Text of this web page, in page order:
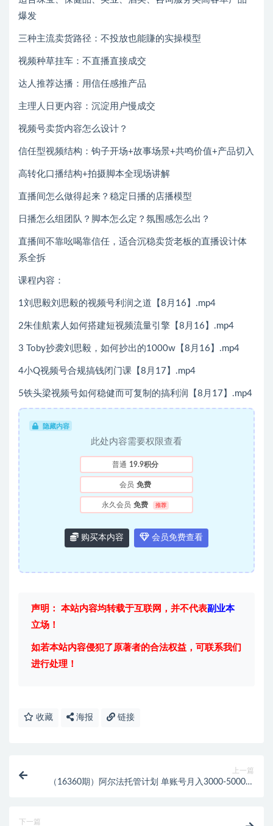
爆发
三种主流卖货路径：不投放也能賺的实操模型
视频种草挂车：不直播直接成交
达人推荐达播：用信任感推产品
主理人日更内容：沉淀用户慢成交
视频号卖货内容怎么设计？
信任型视频结构：钩子开场+故事场景+共鸣价值+产品切入
高转化口播结构+拍摄脚本全现场讲解
直播间怎么做得起来？稳定日播的店播模型
日播怎么组团队？脚本怎么定？氛围感怎么出？
直播间不靠吆喝靠信任，适合沉稳卖货老板的直播设计体
系全拆
课程内容：
1刘思毅刘思毅的视频号利润之道【8月16】.mp4
2朱佳航素人如何搭建短视频流量引擎【8月16】.mp4
3 Toby抄袭刘思毅，如何抄出的1000w【8月16】.mp4
4小Q视频号合规搞钱闭门课【8月17】.mp4
5铁头梁视频号如何稳健而可复制的搞利润【8月17】.mp4
隐藏内容
此处内容需要权限查看
普通 19.9积分
会员 免费
永久会员 免费 推荐
购买本内容 会员免费查看
声明： 本站内容均转载于互联网，并不代表副业本
立场！
如若本站内容侵犯了原著者的合法权益，可联系我们
进行处理！
收藏 海报 链接
上一篇
（16360期）阿尔法托管计划 单账号月入3000-5000，
下一篇